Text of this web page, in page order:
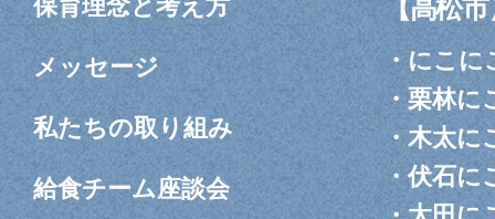
保育理念と考え方
メッセージ
私たちの取り組み
給食チーム座談会
【高松市
・ にこに
・栗林に
・ 木太に
・伏石に